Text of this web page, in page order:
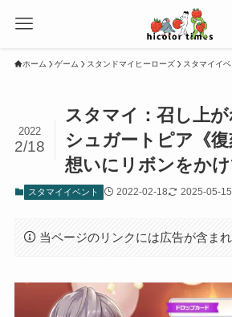
ホーム ゲーム スタンドマイヒーローズ スタマイイベ
スタマイ：召し上
シュガートピア《
想いにリボンをかけ
2022
2/18
スタマイイベント 2022-02-18 2025-05-15
当ページのリンクには広告が含まれ